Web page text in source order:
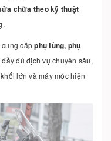
chữa theo kỹ thuật
cung cấpphụ tùng, phụ
đủ dịch vụ chuyên sâu,
lớn và máy móc hiện